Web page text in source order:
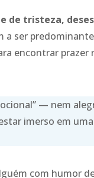
de tristeza,
a ser
encontrar prazer
— nem
imerso em
com humor